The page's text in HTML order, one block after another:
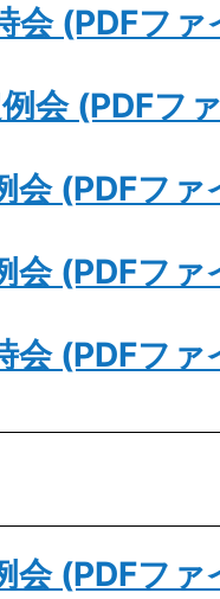
会 (PDFフ
会 (PDFフ
会 (PDFフ
会 (PDFフ
会 (PDFフ
会 (PDFフ